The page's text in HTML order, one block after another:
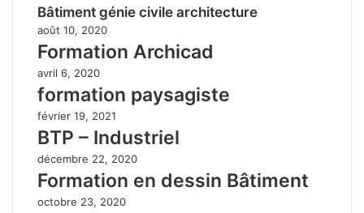
Bâtiment génie civile architecture
août 10, 2020
Formation Archicad
avril 6, 2020
formation paysagiste
février 19, 2021
BTP – Industriel
décembre 22, 2020
Formation en dessin Bâtiment
octobre 23, 2020